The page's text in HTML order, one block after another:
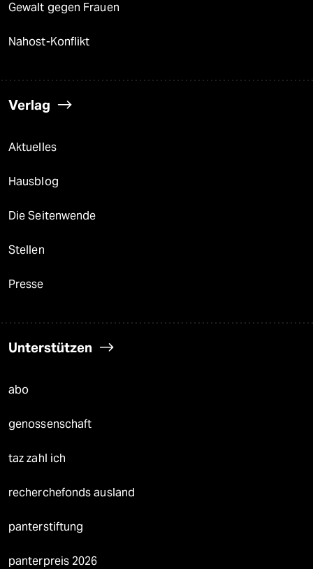
Gewalt gegen Frauen
Nahost-Konflikt
Verlag
Aktuelles
Hausblog
Die Seitenwende
Stellen
Presse
Unterstützen
abo
genossenschaft
taz zahl ich
recherchefonds ausland
panterstiftung
panterpreis 2026